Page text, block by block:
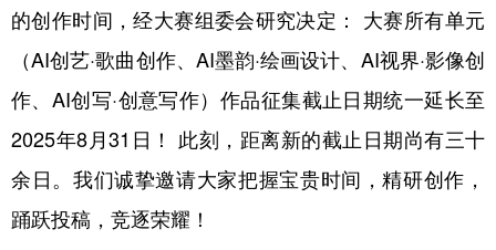
山东 河南 湖北 湖南
广东 广西 海南 重庆
四川 贵州 云南 西藏
陕西 甘肃 青海 宁夏
内蒙古 黑龙江
的创作时间，经大赛组委会研究决定： 大赛所有单元
（AI创艺·歌曲创作、AI墨韵·绘画设计、AI视界·影像创
作、AI创写·创意写作）作品征集截止日期统一延长至
2025年8月31日！ 此刻，距离新的截止日期尚有三十
余日。我们诚挚邀请大家把握宝贵时间，精研创作，
踊跃投稿，竞逐荣耀！